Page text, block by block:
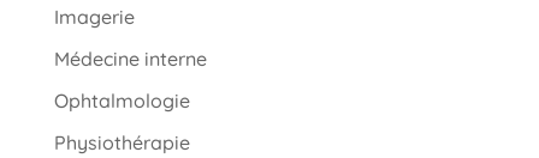
Imagerie
Médecine interne
Ophtalmologie
Physiothérapie